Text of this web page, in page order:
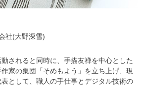
社(大野深雪)
されると同時に、手描友禅を中心とした
家の集団「そめもよう」を立ち上げ、現
として、職人の手仕事とデジタル技術の